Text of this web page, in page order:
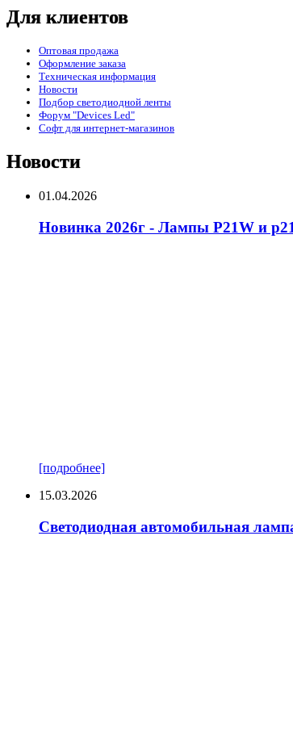
Для клиентов
Оптовая продажа
Оформление заказа
Техническая информация
Новости
Подбор светодиодной ленты
Форум "Devices Led"
Софт для интернет-магазинов
Новости
01.04.2026
Новинка 2026г - Лампы P21W и
[подробнее]
15.03.2026
Светодиодная автомобильная